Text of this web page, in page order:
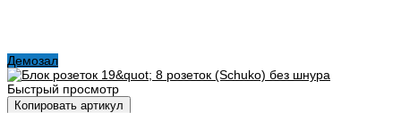
Демозал
Быстрый просмотр
Копировать артикул